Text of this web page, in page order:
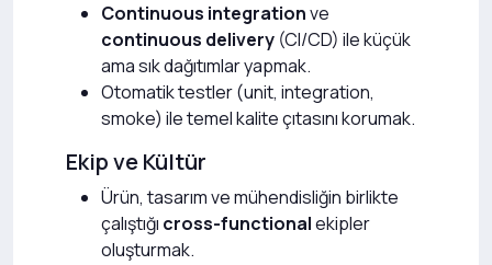
Continuous integrationve
continuous delivery (CI/CD) ile küçük
ama sık dağıtımlar yapmak.
Otomatik testler (unit, integration,
smoke) ile temel kalite çıtasını korumak.
Ekip ve Kültür
Ürün, tasarım ve mühendisliğin birlikte
çalıştığı cross-functionalekipler
oluşturmak.